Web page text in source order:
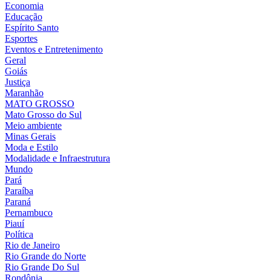
Economia
Educação
Espírito Santo
Esportes
Eventos e Entretenimento
Geral
Goiás
Justiça
Maranhão
MATO GROSSO
Mato Grosso do Sul
Meio ambiente
Minas Gerais
Moda e Estilo
Modalidade e Infraestrutura
Mundo
Pará
Paraíba
Paraná
Pernambuco
Piauí
Política
Rio de Janeiro
Rio Grande do Norte
Rio Grande Do Sul